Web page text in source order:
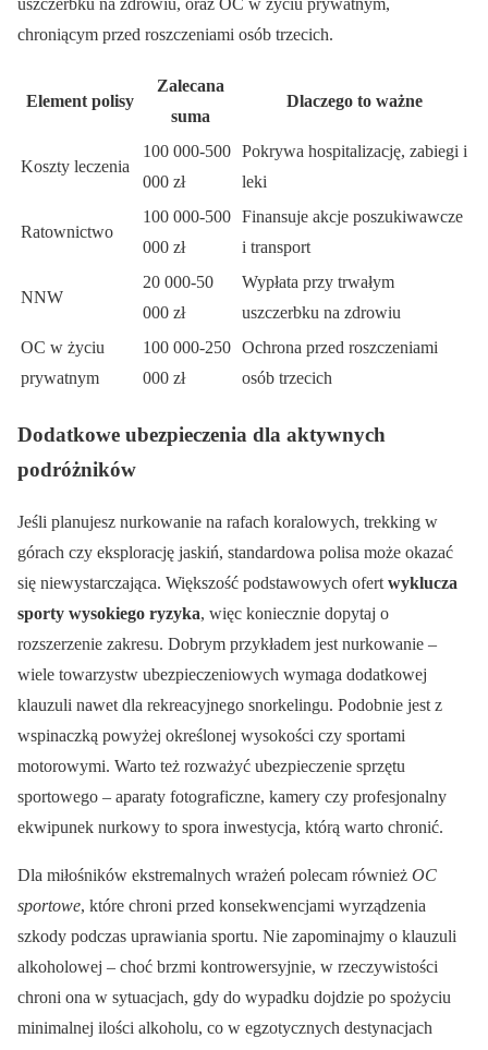
uszczerbku na zdrowiu, oraz OC w życiu prywatnym,
chroniącym przed roszczeniami osób trzecich.
Element polisy
Zalecana
suma
Dlaczego to ważne
Koszty leczenia
100 000-500
000 zł
Pokrywa hospitalizację, zabiegi i
leki
Ratownictwo
100 000-500
000 zł
Finansuje akcje poszukiwawcze
i transport
NNW
20 000-50
000 zł
Wypłata przy trwałym
uszczerbku na zdrowiu
OC w życiu
prywatnym
100 000-250
000 zł
Ochrona przed roszczeniami
osób trzecich
Dodatkowe ubezpieczenia dla aktywnych
podróżników
Jeśli planujesz nurkowanie na rafach koralowych, trekking w
górach czy eksplorację jaskiń, standardowa polisa może okazać
się niewystarczająca. Większość podstawowych ofert wyklucza
sporty wysokiego ryzyka, więc koniecznie dopytaj o
rozszerzenie zakresu. Dobrym przykładem jest nurkowanie –
wiele towarzystw ubezpieczeniowych wymaga dodatkowej
klauzuli nawet dla rekreacyjnego snorkelingu. Podobnie jest z
wspinaczką powyżej określonej wysokości czy sportami
motorowymi. Warto też rozważyć ubezpieczenie sprzętu
sportowego – aparaty fotograficzne, kamery czy profesjonalny
ekwipunek nurkowy to spora inwestycja, którą warto chronić.
Dla miłośników ekstremalnych wrażeń polecam również OC
sportowe, które chroni przed konsekwencjami wyrządzenia
szkody podczas uprawiania sportu. Nie zapominajmy o klauzuli
alkoholowej – choć brzmi kontrowersyjnie, w rzeczywistości
chroni ona w sytuacjach, gdy do wypadku dojdzie po spożyciu
minimalnej ilości alkoholu, co w egzotycznych destynacjach